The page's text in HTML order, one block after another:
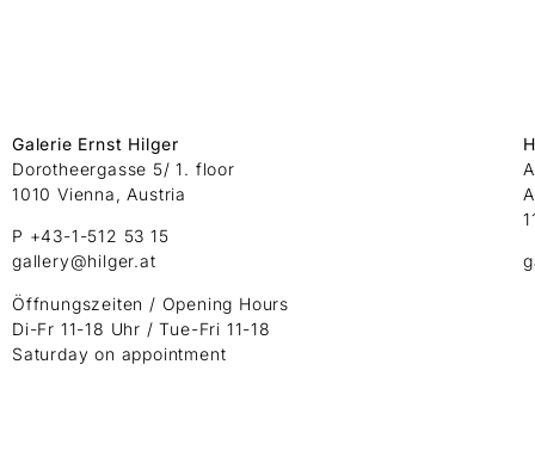
Galerie Ernst Hilger
Dorotheergasse 5/ 1. floor
1010 Vienna, Austria
P +43-1-512 53 15
gallery@hilger.at
Öffnungszeiten / Opening Hours
Di-Fr 11-18 Uhr / Tue-Fri 11-18
Saturday on appointment